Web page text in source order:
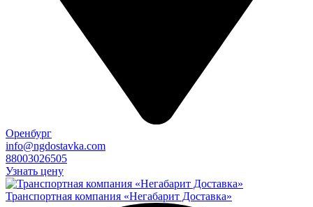
Оренбург
info@ngdostavka.com
88003026505
Узнать цену
Транспортная компания «Негабарит Доставка»